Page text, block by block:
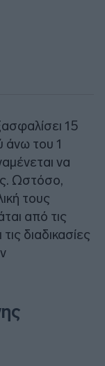
15
άνω του 1
να
Ωστόσο,
τους
από τις
διαδικασίες